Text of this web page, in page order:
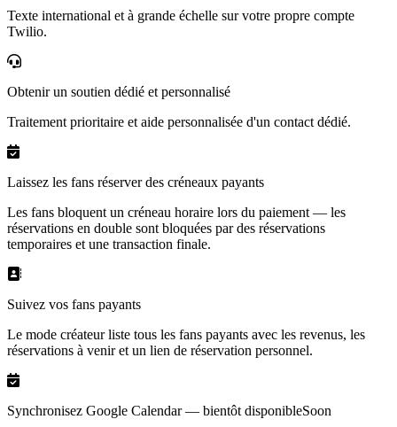
Texte international et à grande échelle sur votre propre compte
Twilio.
Obtenir un soutien dédié et personnalisé
Traitement prioritaire et aide personnalisée d'un contact dédié.
Laissez les fans réserver des créneaux payants
Les fans bloquent un créneau horaire lors du paiement — les
réservations en double sont bloquées par des réservations
temporaires et une transaction finale.
Suivez vos fans payants
Le mode créateur liste tous les fans payants avec les revenus, les
réservations à venir et un lien de réservation personnel.
Synchronisez Google Calendar — bientôt disponibleSoon